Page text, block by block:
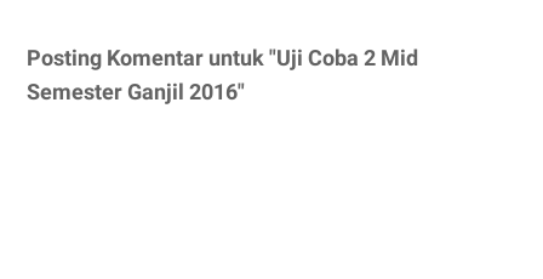
Posting Komentar untuk "Uji Coba 2 Mid
Semester Ganjil 2016"